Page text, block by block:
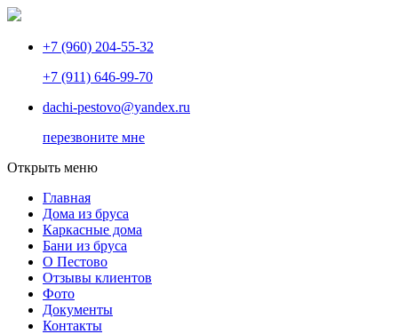
+7 (960) 204-55-32
+7 (911) 646-99-70
dachi-pestovo@yandex.ru
перезвоните мне
Открыть меню
Главная
Дома из бруса
Каркасные дома
Бани из бруса
О Пестово
Отзывы клиентов
Фото
Документы
Контакты